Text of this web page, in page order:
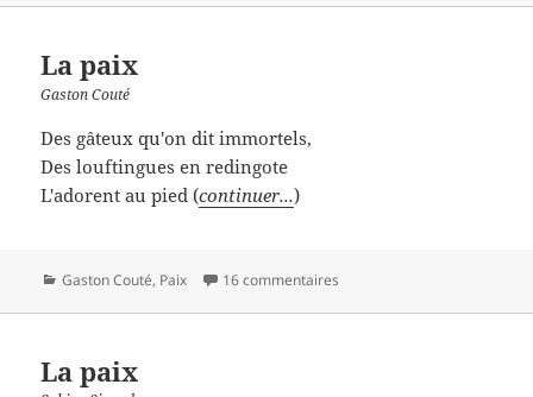
La paix
Gaston Couté
Des gâteux qu'on dit immortels,
Des louftingues en redingote
L'adorent au pied (continuer...)
Catégories
Gaston Couté, Paix 16 commentaires
La paix